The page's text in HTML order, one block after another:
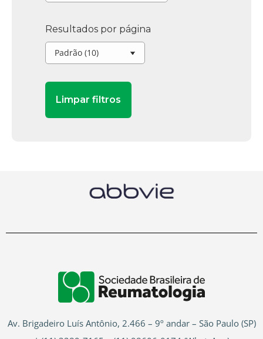
Resultados por página
Av. Brigadeiro Luís Antônio, 2.466 – 9º andar – São Paulo (SP)